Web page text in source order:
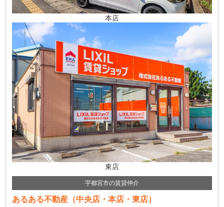
本店
東店
宇都宮市の賃貸仲介
あるある不動産（中央店・本店・東店）